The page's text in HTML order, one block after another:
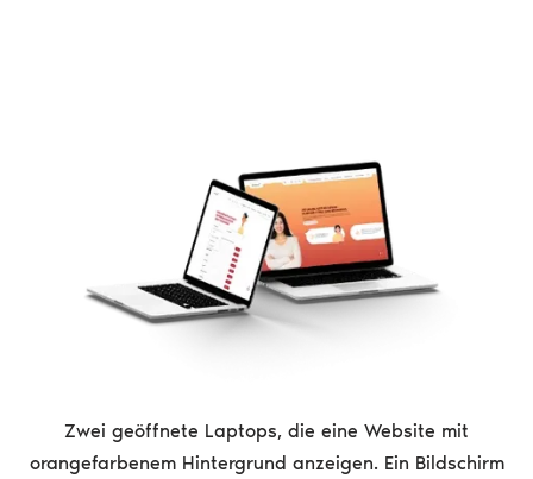
Zwei geöffnete Laptops, die eine Website mit
orangefarbenem Hintergrund anzeigen. Ein Bildschirm